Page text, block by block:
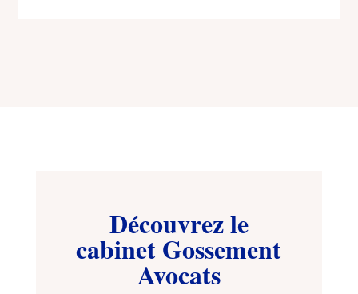
Découvrez le
cabinet Gossement
Avocats